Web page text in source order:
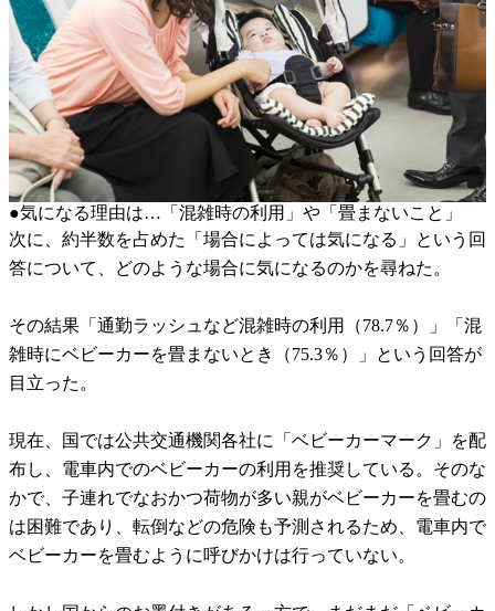
●気になる理由は…「混雑時の利用」や「畳まないこと」
次に、約半数を占めた「場合によっては気になる」という回
答について、どのような場合に気になるのかを尋ねた。
その結果「通勤ラッシュなど混雑時の利用（78.7％）」「混
雑時にベビーカーを畳まないとき（75.3％）」という回答が
目立った。
現在、国では公共交通機関各社に「ベビーカーマーク」を配
布し、電車内でのベビーカーの利用を推奨している。そのな
かで、子連れでなおかつ荷物が多い親がベビーカーを畳むの
は困難であり、転倒などの危険も予測されるため、電車内で
ベビーカーを畳むように呼びかけは行っていない。